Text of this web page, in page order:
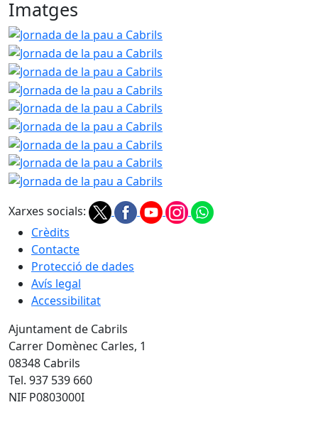
Imatges
Jornada de la pau a Cabrils
Xarxes socials:
Crèdits
Contacte
Protecció de dades
Avís legal
Accessibilitat
Ajuntament de Cabrils
Carrer Domènec Carles, 1
08348 Cabrils
Tel. 937 539 660
NIF P0803000I